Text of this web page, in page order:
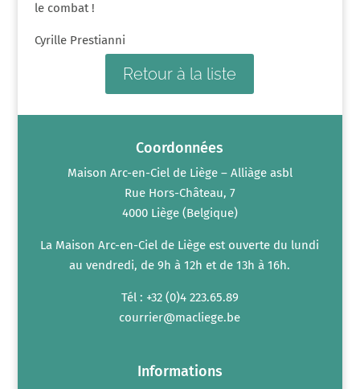
le combat !
Cyrille Prestianni
Retour à la liste
Coordonnées
Maison Arc-en-Ciel de Liège – Alliàge asbl
Rue Hors-Château, 7
4000 Liège (Belgique)
La Maison Arc-en-Ciel de Liège est ouverte du lundi
au vendredi, de 9h à 12h et de 13h à 16h.
Tél : +32 (0)4 223.65.89
courrier@macliege.be
Informations